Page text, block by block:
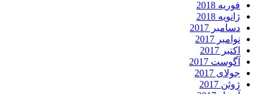
فوریه 2018
ژانویه 2018
دسامبر 2017
نوامبر 2017
اکتبر 2017
آگوست 2017
جولای 2017
ژوئن 2017